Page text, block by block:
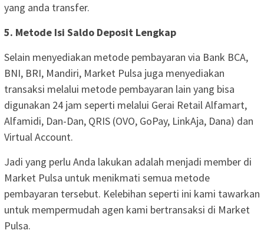
yang anda transfer.
5. Metode Isi Saldo Deposit Lengkap
Selain menyediakan metode pembayaran via Bank BCA,
BNI, BRI, Mandiri, Market Pulsa juga menyediakan
transaksi melalui metode pembayaran lain yang bisa
digunakan 24 jam seperti melalui Gerai Retail Alfamart,
Alfamidi, Dan-Dan, QRIS (OVO, GoPay, LinkAja, Dana) dan
Virtual Account.
Jadi yang perlu Anda lakukan adalah menjadi member di
Market Pulsa untuk menikmati semua metode
pembayaran tersebut. Kelebihan seperti ini kami tawarkan
untuk mempermudah agen kami bertransaksi di Market
Pulsa.